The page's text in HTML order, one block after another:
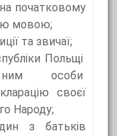
початковому
мовою;
та звичаї;
Польщі
особи
своєї
Народу;
з батьків